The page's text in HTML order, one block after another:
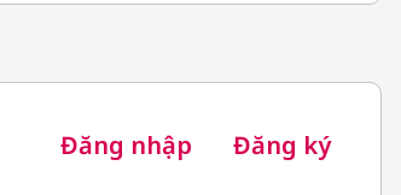
Đăng nhập Đăng ký